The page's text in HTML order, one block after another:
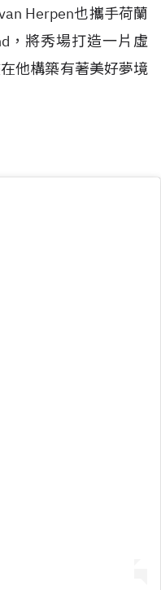
Herpen也攜手荷蘭
，將秀場打造一片虛
他構築有著美好夢境